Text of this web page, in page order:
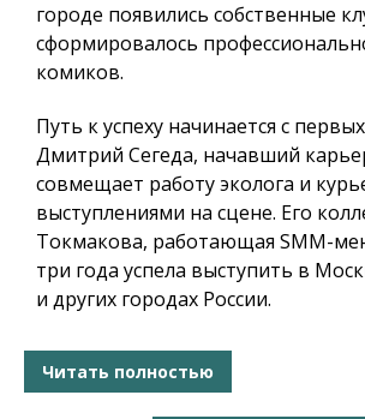
городе появились собственные
сформировалось
комиков.
Путь к успеху начинается с
Дмитрий Сегеда, начавший
совмещает работу эколога и
выступлениями на сцене. Его
Токмакова, работающая SMM-
три года успела выступить в
и других городах России.
Читать полностью